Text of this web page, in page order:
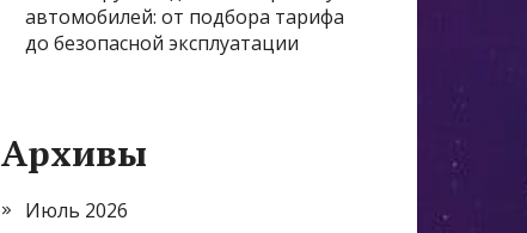
автомобилей: от подбора тарифа
до безопасной эксплуатации
Архивы
Июль 2026